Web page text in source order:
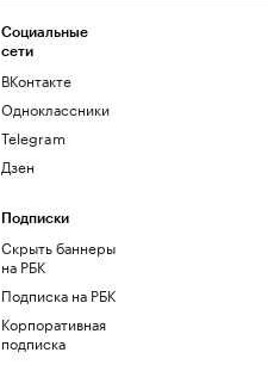
Социальные
сети
ВКонтакте
Одноклассники
Telegram
Дзен
Подписки
Скрыть баннеры
на РБК
Подписка на РБК
Корпоративная
подписка